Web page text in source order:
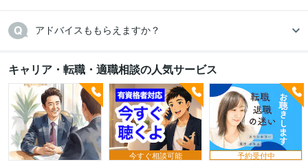
アドバイスももらえますか？
キャリア・転職・適職相談の人気サービス
今すぐ相談可能
予約受付中